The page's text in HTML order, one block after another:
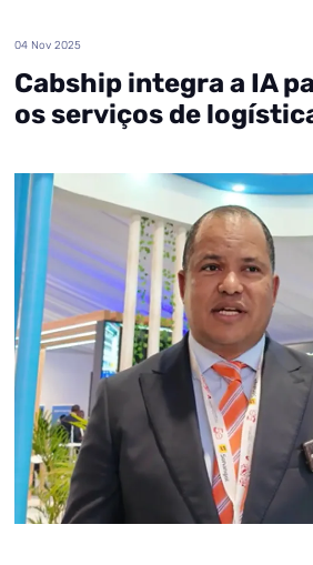
04 Nov 2025
Cabship integra a IA
os serviços de